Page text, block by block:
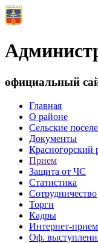
официальный
Главная
О районе
Сельские
Документы
Красногорский
Прием
Защита от ЧС
Статистика
Сотрудничество
Торги
Кадры
Интернет-
Оф.